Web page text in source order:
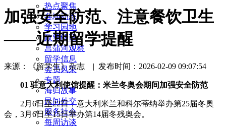
热点聚焦
各地动态
学习园地
政策解读
菖蒲河观察
留学信息
会员风采
专题
海归故事
民间外交
服务社会
每周访谈
加强安全防范、注意餐饮卫生
——近期留学提醒
来源：《留学生》杂志 | 发布时间：2026-02-09 09:07:54
01 驻意大利使馆提醒：米兰冬奥会期间加强安全防范
2月6日至22日，意大利米兰和科尔蒂纳举办第25届冬奥
会，3月6日至15日举办第14届冬残奥会。